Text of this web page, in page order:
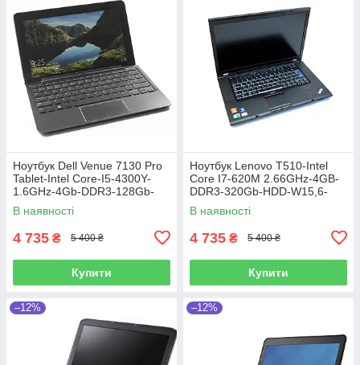
Ноутбук Dell Venue 7130 Pro
Tablet-Intel Core-I5-4300Y-
1.6GHz-4Gb-DDR3-128Gb-
SSD-W10.8-FHD-Web-IPS-
(B)-Б/B
В наявності
4 735 ₴ 5 400 ₴
Купити
Ноутбук Lenovo T510-Intel
Core I7-620M 2.66GHz-4GB-
DDR3-320Gb-HDD-W15,6-
NVIDIA NVS 3100m(512mb)-
Web-(B)-Б/В
В наявності
4 735 ₴ 5 400 ₴
Купити
–12% –12%